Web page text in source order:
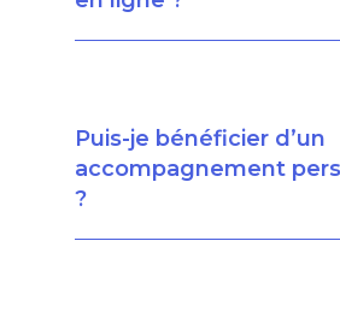
Puis-je bénéficier d’un
accompagnement
?